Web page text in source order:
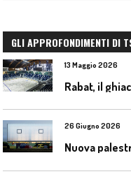
GLI APPROFONDIMENTI DI
13 Maggio 2026
Rabat, il
26 Giugno 2026
Nuova